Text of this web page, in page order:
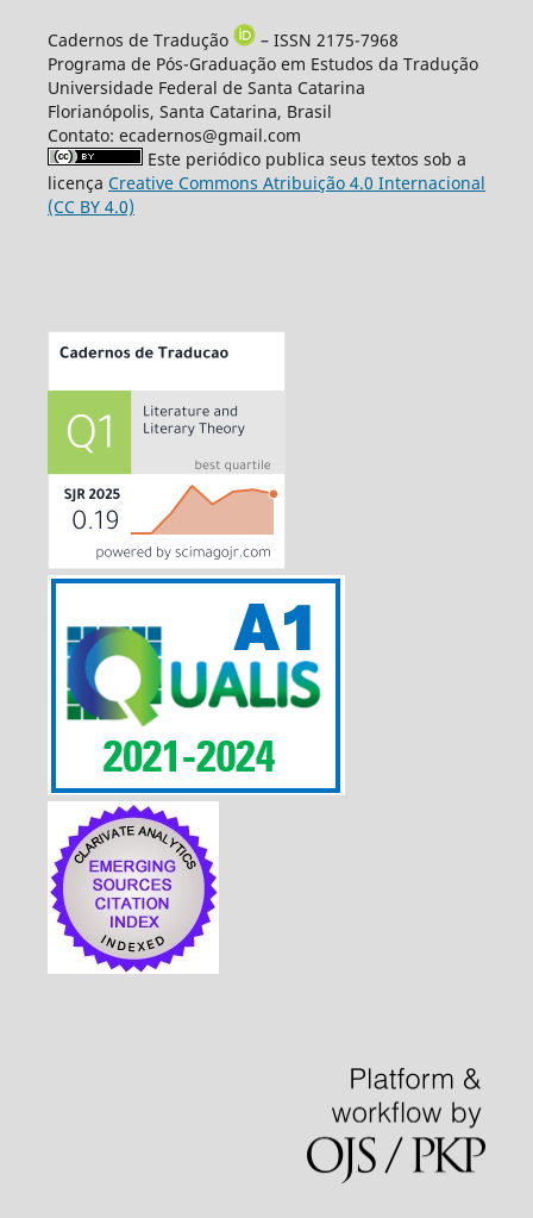
Cadernos de Tradução
– ISSN 2175-7968
Programa de Pós-Graduação em Estudos da Tradução
Universidade Federal de Santa Catarina
Florianópolis, Santa Catarina, Brasil
Contato: ecadernos@gmail.com
Este periódico publica seus textos sob a
licença Creative Commons Atribuição 4.0 Internacional
(CC BY 4.0)